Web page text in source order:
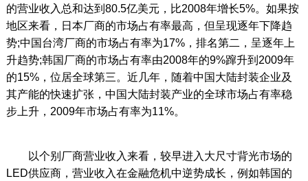
的营业收入总和达到80.5亿美元，比2008年增长5%。如果按
地区来看，日本厂商的市场占有率最高，但呈现逐年下降趋
势;中国台湾厂商的市场占有率为17%，排名第二，呈逐年上
升趋势;韩国厂商的市场占有率由2008年的9%蹿升到2009年
的15%，位居全球第三。近几年，随着中国大陆封装企业及
其产能的快速扩张，中国大陆封装产业的全球市场占有率稳
步上升，2009年市场占有率为11%。
以个别厂商营业收入来看，较早进入大尺寸背光市场的
LED供应商，营业收入在金融危机中逆势成长，例如韩国的